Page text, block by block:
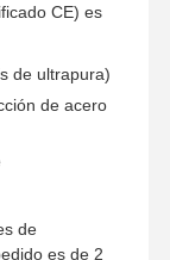
CE) es
de ultrapura)
de acero
de
es de 2